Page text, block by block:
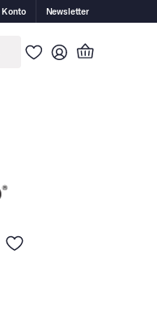
Konto Newsletter